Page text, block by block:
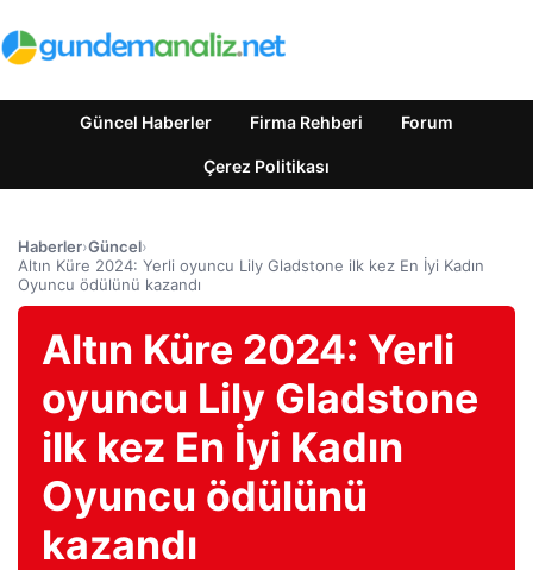
Güncel Haberler Firma Rehberi Forum
Çerez Politikası
Haberler›Güncel›
Altın Küre 2024: Yerli oyuncu Lily Gladstone ilk kez En İyi Kadın
Oyuncu ödülünü kazandı
Altın Küre 2024: Yerli
oyuncu Lily Gladstone
ilk kez En İyi Kadın
Oyuncu ödülünü
kazandı